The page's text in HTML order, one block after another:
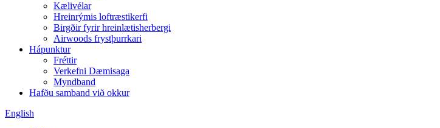
Kælivélar
Hreinrýmis loftræstikerfi
Birgðir fyrir hreinlætisherbergi
Airwoods frystþurrkari
Hápunktur
Fréttir
Verkefni Dæmisaga
Myndband
Hafðu samband við okkur
English